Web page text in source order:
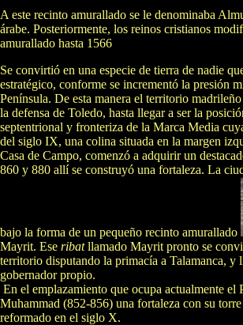
A este recinto amurallado se le denominaba
árabe. Posteriormente, los reinos cristianos
amurallado hasta 1566
Se convirtió en una especie de tierra de nadie
estratégico, conforme se incrementó la presión
Península. De esta manera el territorio
la defensa de Toledo, hasta llegar a ser la
septentrional y fronteriza de la Marca Media
del siglo IX, una colina situada en la margen
Casa de Campo, comenzó a adquirir un
860 y 880 allí se construyó una fortaleza. La
bajo la forma de un pequeño recinto amurallado
Mayrit. Ese ribatllamado Mayrit pronto se
territorio disputando la primacía a Talamanca,
gobernador propio.
En el emplazamiento que ocupa actualmente
Muhammad (852-856) una fortaleza con su
reformado en el siglo X.